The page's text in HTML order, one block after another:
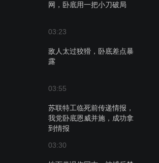
网，卧底用一把小刀破局
03:23
敌人太过狡猾，卧底差点暴
露
03:55
苏联特工临死前传递情报，
我党卧底恩威并施，成功拿
到情报
03:30